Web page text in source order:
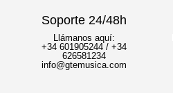
Soporte 24/48h
Llámanos aquí:
+34 601905244 / +34
626581234
info@gtemusica.com